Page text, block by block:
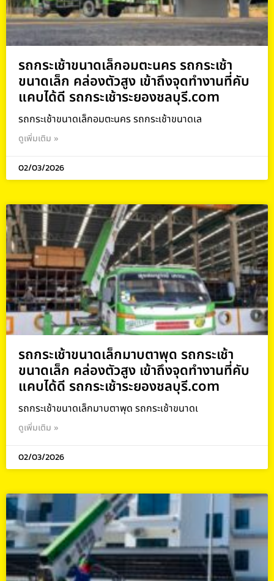
รถกระเช้าขนาดเล็กอมตะนคร รถกระเช้า
ขนาดเล็ก คล่องตัวสูง เข้าถึงจุดทำงานที่คับ
แคบได้ดี รถกระเช้าระยองชลบุรี.com
รถกระเช้าขนาดเล็กอมตะนคร รถกระเช้าขนาดเล
ดูเพิ่มเติม »
02/03/2026
รถกระเช้าขนาดเล็กมาบตาพุด รถกระเช้า
ขนาดเล็ก คล่องตัวสูง เข้าถึงจุดทำงานที่คับ
แคบได้ดี รถกระเช้าระยองชลบุรี.com
รถกระเช้าขนาดเล็กมาบตาพุด รถกระเช้าขนาดเ
ดูเพิ่มเติม »
02/03/2026